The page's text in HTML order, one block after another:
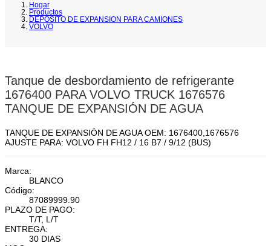
Hogar
Productos
DEPOSITO DE EXPANSION PARA CAMIONES
VOLVO
Tanque de desbordamiento de refrigerante
1676400 PARA VOLVO TRUCK 1676576
TANQUE DE EXPANSIÓN DE AGUA
TANQUE DE EXPANSIÓN DE AGUA OEM: 1676400,1676576
AJUSTE PARA: VOLVO FH FH12 / 16 B7 / 9/12 (BUS)
Marca:
BLANCO
Código:
87089999.90
PLAZO DE PAGO:
T/T, L/T
ENTREGA:
30 DIAS